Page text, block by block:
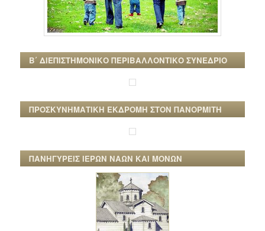
Β΄ ΔΙΕΠΙΣΤΗΜΟΝΙΚΟ ΠΕΡΙΒΑΛΛΟΝΤΙΚΟ ΣΥΝΕΔΡΙΟ
ΠΡΟΣΚΥΝΗΜΑΤΙΚΗ ΕΚΔΡΟΜΗ ΣΤΟΝ ΠΑΝΟΡΜΙΤΗ
ΠΑΝΗΓΥΡΕΙΣ ΙΕΡΩΝ ΝΑΩΝ ΚΑΙ ΜΟΝΩΝ